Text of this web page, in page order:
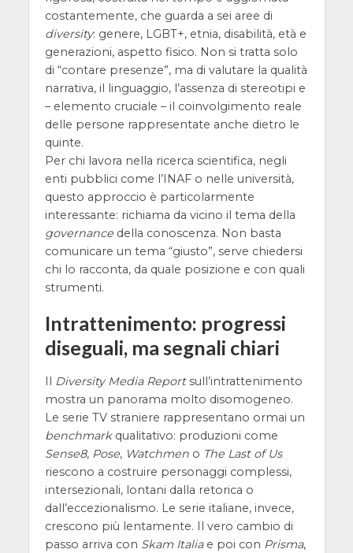
costantemente, che guarda a sei aree di
diversity: genere, LGBT+, etnia, disabilità, età e
generazioni, aspetto fisico. Non si tratta solo
di “contare presenze”, ma di valutare la qualità
narrativa, il linguaggio, l’assenza di stereotipi e
– elemento cruciale – il coinvolgimento reale
delle persone rappresentate anche dietro le
quinte.
Per chi lavora nella ricerca scientifica, negli
enti pubblici come l’INAF o nelle università,
questo approccio è particolarmente
interessante: richiama da vicino il tema della
governancedella conoscenza. Non basta
comunicare un tema “giusto”, serve chiedersi
chi lo racconta, da quale posizione e con quali
strumenti.
Intrattenimento: progressi
diseguali, ma segnali chiari
Il Diversity Media Reportsull’intrattenimento
mostra un panorama molto disomogeneo.
Le serie TV straniere rappresentano ormai un
benchmarkqualitativo: produzioni come
Sense8, Pose, Watchmeno The Last of Us
riescono a costruire personaggi complessi,
intersezionali, lontani dalla retorica o
dall’eccezionalismo. Le serie italiane, invece,
crescono più lentamente. Il vero cambio di
passo arriva con Skam Italiae poi con Prisma,